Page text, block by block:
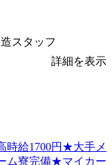
スタッフ
詳細を表示